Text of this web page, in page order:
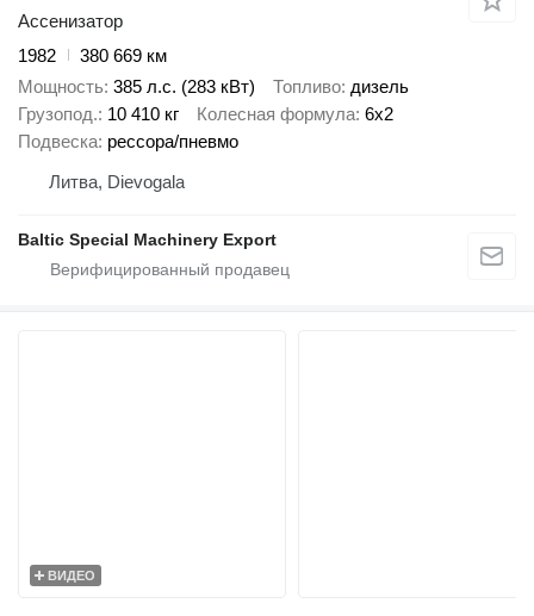
Ассенизатор
1982
380 669 км
Мощность 385 л.с. (283 кВт) Топливо дизель
Грузопод. 10 410 кг Колесная формула 6x2
Подвеска рессора/пневмо
Литва, Dievogala
Baltic Special Machinery Export
ВИДЕО